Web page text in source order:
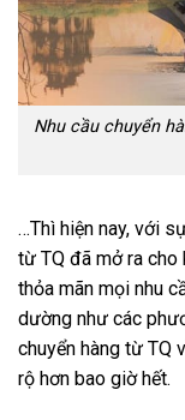
Nhu cầu chuyển
…Thì hiện nay, với
từ TQ đã mở ra cho
thỏa mãn mọi nhu
dường như các
chuyển hàng từ TQ
rộ hơn bao giờ hết.